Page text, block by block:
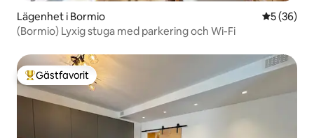
Lägenhet i Bormio 5 av 5 i
5 (36)
(Bormio) Lyxig stuga med parkering och Wi-Fi
Populär gästfavorit
Gästfavorit